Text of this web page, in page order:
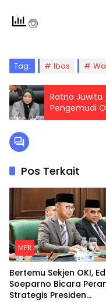
Tag: Ibas
Ratna Juwita
Pengemudi
Pos Terkait
MPR
Bertemu Sekjen OKI,
Soeparno Bicara
Strategis Presiden